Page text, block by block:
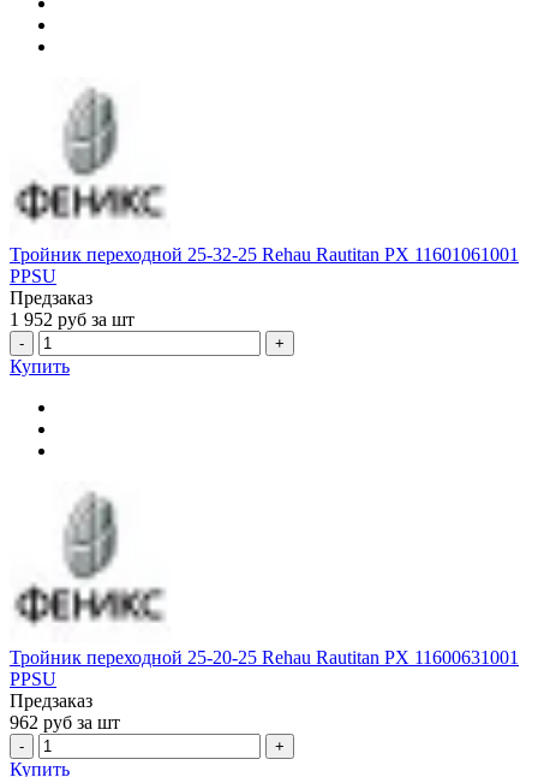
Тройник переходной 25-32-25 Rehau Rautitan PX 11601061001
PPSU
Предзаказ
1 952 руб за шт
- +
Купить
Тройник переходной 25-20-25 Rehau Rautitan PX 11600631001
PPSU
Предзаказ
962 руб за шт
- +
Купить